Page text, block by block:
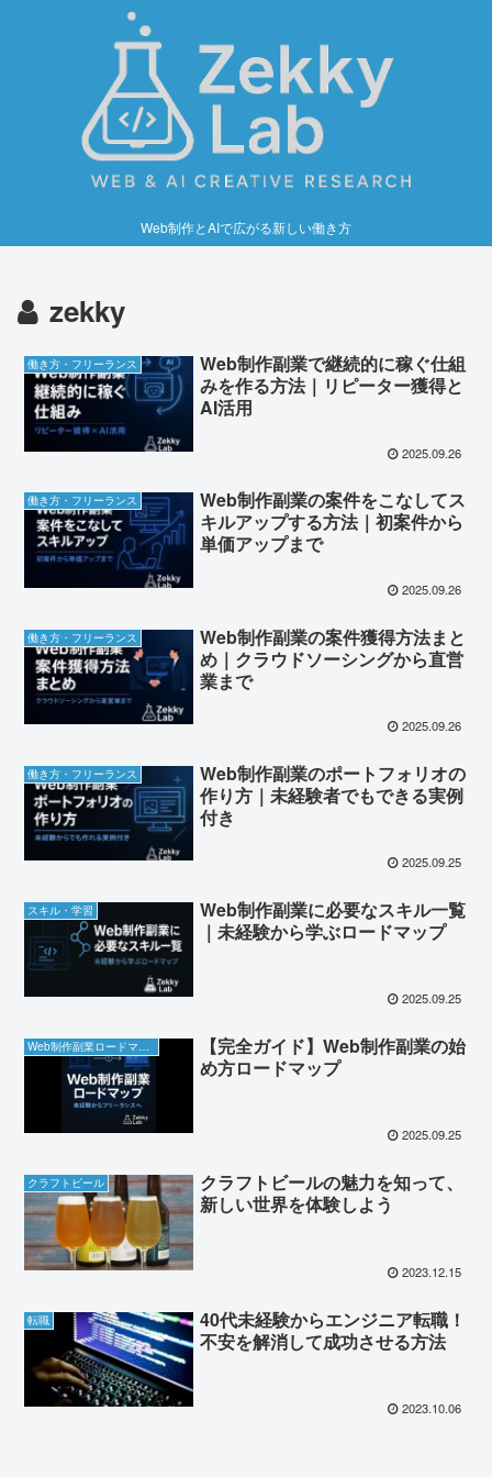
Web制作とAIで広がる新しい働き方
zekky
働き方・フリーランス
Web制作副業で継続的に稼ぐ仕組
みを作る方法｜リピーター獲得と
AI活用
2025.09.26
働き方・フリーランス
Web制作副業の案件をこなしてス
キルアップする方法｜初案件から
単価アップまで
2025.09.26
働き方・フリーランス
Web制作副業の案件獲得方法まと
め｜クラウドソーシングから直営
業まで
2025.09.26
働き方・フリーランス
Web制作副業のポートフォリオの
作り方｜未経験者でもできる実例
付き
2025.09.25
スキル・学習
Web制作副業に必要なスキル一覧
｜未経験から学ぶロードマップ
2025.09.25
Web制作副業ロードマップ
【完全ガイド】Web制作副業の始
め方ロードマップ
2025.09.25
クラフトビール
クラフトビールの魅力を知って、
新しい世界を体験しよう
2023.12.15
転職
40代未経験からエンジニア転職！
不安を解消して成功させる方法
2023.10.06